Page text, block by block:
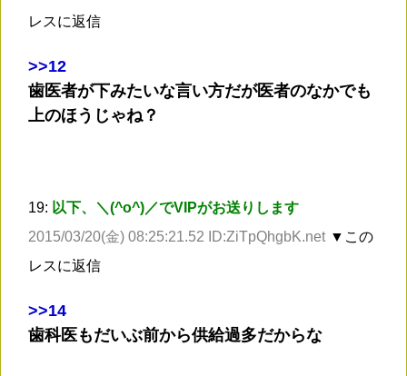
レスに返信
>>12
歯医者が下みたいな言い方だが医者のなかでも
上のほうじゃね？
19: 以下、＼(^o^)／でVIPがお送りします
2015/03/20(金) 08:25:21.52 ID:ZiTpQhgbK.net ▼この
レスに返信
>>14
歯科医もだいぶ前から供給過多だからな